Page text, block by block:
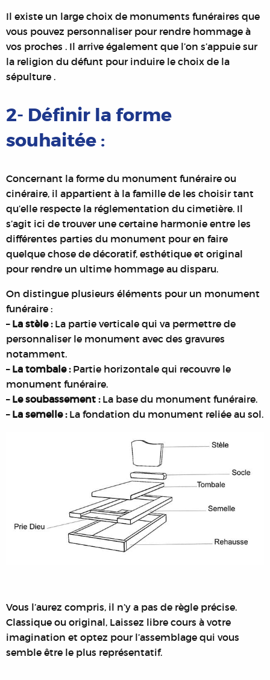
Il existe un large choix de monuments funéraires que
vous pouvez personnaliser pour rendre hommage à
vos proches . Il arrive également que l’on s’appuie sur
la religion du défunt pour induire le choix de la
sépulture .
2- Définir la forme
souhaitée :
Concernant la forme du monument funéraire ou
cinéraire, il appartient à la famille de les choisir tant
qu’elle respecte la réglementation du cimetière. Il
s’agit ici de trouver une certaine harmonie entre les
différentes parties du monument pour en faire
quelque chose de décoratif, esthétique et original
pour rendre un ultime hommage au disparu.
On distingue plusieurs éléments pour un monument
funéraire :
– La stèle :La partie verticale qui va permettre de
personnaliser le monument avec des gravures
notamment.
– La tombale :Partie horizontale qui recouvre le
monument funéraire.
– Le soubassement :La base du monument funéraire.
– La semelle :La fondation du monument reliée au sol.
Vous l’aurez compris, il n’y a pas de règle précise.
Classique ou original, Laissez libre cours à votre
imagination et optez pour l’assemblage qui vous
semble être le plus représentatif.